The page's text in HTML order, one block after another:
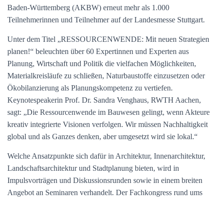
Baden-Württemberg (AKBW) erneut mehr als 1.000
Teilnehmerinnen und Teilnehmer auf der Landesmesse Stuttgart.
Unter dem Titel „RESSOURCENWENDE: Mit neuen Strategien
planen!“ beleuchten über 60 Expertinnen und Experten aus
Planung, Wirtschaft und Politik die vielfachen Möglichkeiten,
Materialkreisläufe zu schließen, Naturbaustoffe einzusetzen oder
Ökobilanzierung als Planungskompetenz zu vertiefen.
Keynotespeakerin Prof. Dr. Sandra Venghaus, RWTH Aachen,
sagt: „Die Ressourcenwende im Bauwesen gelingt, wenn Akteure
kreativ integrierte Visionen verfolgen. Wir müssen Nachhaltigkeit
global und als Ganzes denken, aber umgesetzt wird sie lokal.“
Welche Ansatzpunkte sich dafür in Architektur, Innenarchitektur,
Landschaftsarchitektur und Stadtplanung bieten, wird in
Impulsvorträgen und Diskussionsrunden sowie in einem breiten
Angebot an Seminaren verhandelt. Der Fachkongress rund ums